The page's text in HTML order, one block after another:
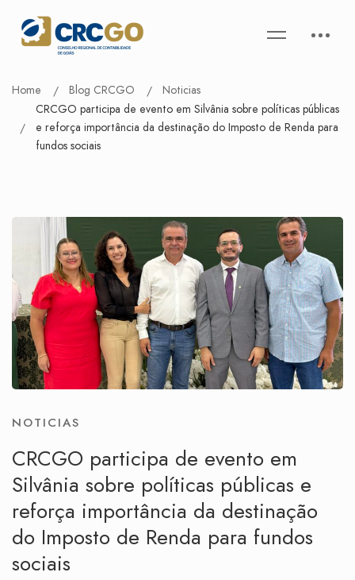
Home Blog CRCGO
Noticias
CRCGO participa de evento em Silvânia sobre políticas públicas
e reforça importância da destinação do Imposto de Renda para
fundos sociais
NOTICIAS
CRCGO participa de evento em
Silvânia sobre políticas públicas e
reforça importância da destinação
do Imposto de Renda para fundos
sociais